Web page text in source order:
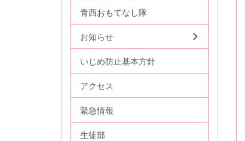
青西おもてなし隊
お知らせ
いじめ防止基本方針
アクセス
緊急情報
生徒部